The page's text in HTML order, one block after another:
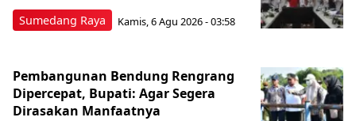
Sumedang Raya Kamis, 6 Agu 2026 - 03:58
Pembangunan Bendung Rengrang
Dipercepat, Bupati: Agar Segera
Dirasakan Manfaatnya